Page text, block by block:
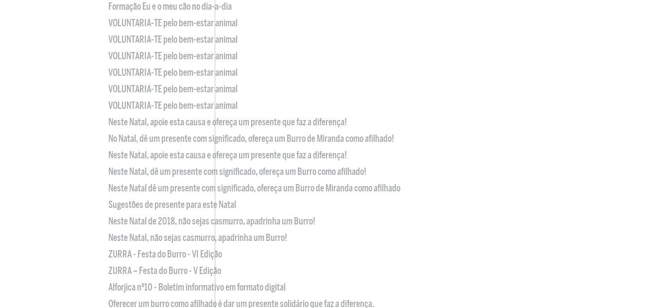
Formação Eu e o meu cão no dia-a-dia
VOLUNTARIA-TE pelo bem-estar animal
VOLUNTARIA-TE pelo bem-estar animal
VOLUNTARIA-TE pelo bem-estar animal
VOLUNTARIA-TE pelo bem-estar animal
VOLUNTARIA-TE pelo bem-estar animal
VOLUNTARIA-TE pelo bem-estar animal
Neste Natal, apoie esta causa e ofereça um presente que faz a diferença!
No Natal, dê um presente com significado, ofereça um Burro de Miranda como afilhado!
Neste Natal, apoie esta causa e ofereça um presente que faz a diferença!
Neste Natal, dê um presente com significado, ofereça um Burro como afilhado!
Neste Natal dê um presente com significado, ofereça um Burro de Miranda como afilhado
Sugestões de presente para este Natal
Neste Natal de 2018, não sejas casmurro, apadrinha um Burro!
Neste Natal, não sejas casmurro, apadrinha um Burro!
ZURRA - Festa do Burro - VI Edição
ZURRA – Festa do Burro - V Edição
Alforjica nº10 - Boletim informativo em formato digital
Oferecer um burro como afilhado é dar um presente solidário que faz a diferença.